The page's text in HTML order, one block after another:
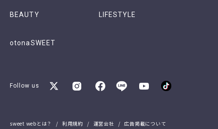
BEAUTY LIFESTYLE
otonaSWEET
Follow us
sweet webとは？ 利用規約 運営会社
広告掲載について